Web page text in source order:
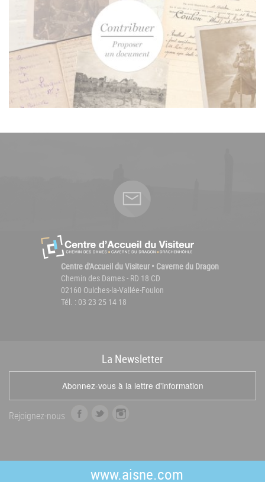
Centre d'Accueil du Visiteur • Caverne du Dragon
Chemin des Dames - RD 18 CD
02160 Oulches-la-Vallée-Foulon
Tél. : 03 23 25 14 18
La Newsletter
Abonnez-vous à la lettre d'information
Rejoignez-nous
b
t
e
a
g
www.aisne.com